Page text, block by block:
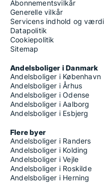
Abonnementsvilkår
Generelle vilkår
Servicens indhold og værdi
Datapolitik
Cookiepolitik
Sitemap
Andelsboliger i Danmark
Andelsboliger i København
Andelsboliger i Århus
Andelsboliger i Odense
Andelsboliger i Aalborg
Andelsboliger i Esbjerg
Flere byer
Andelsboliger i Randers
Andelsboliger i Kolding
Andelsboliger i Vejle
Andelsboliger i Roskilde
Andelsboliger i Herning